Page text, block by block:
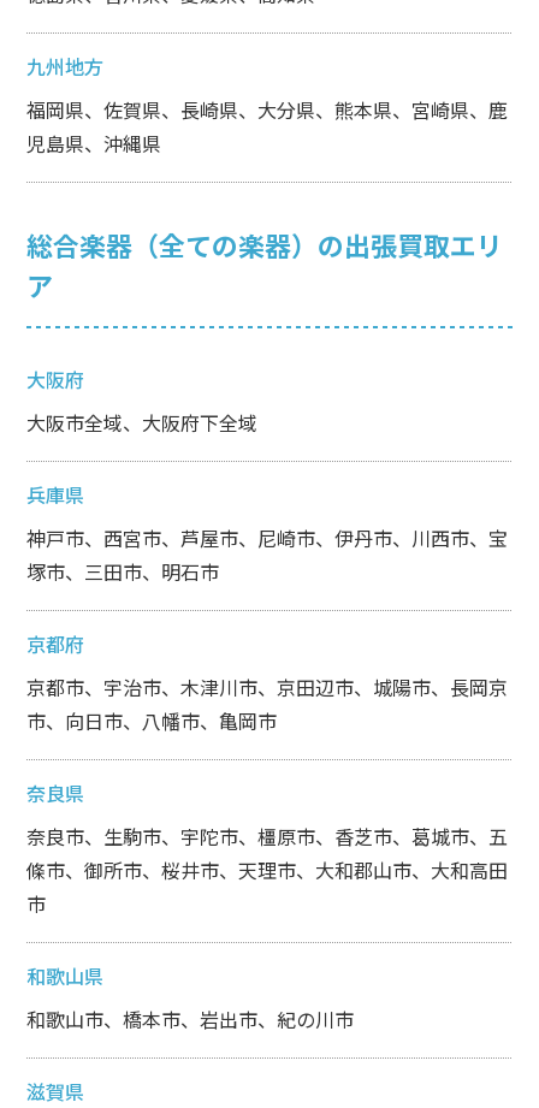
九州地方
福岡県、佐賀県、長崎県、大分県、熊本県、宮崎県、鹿
児島県、沖縄県
総合楽器（全ての楽器）の出張買取エリ
ア
大阪府
大阪市全域、大阪府下全域
兵庫県
神戸市、西宮市、芦屋市、尼崎市、伊丹市、川西市、宝
塚市、三田市、明石市
京都府
京都市、宇治市、木津川市、京田辺市、城陽市、長岡京
市、向日市、八幡市、亀岡市
奈良県
奈良市、生駒市、宇陀市、橿原市、香芝市、葛城市、五
條市、御所市、桜井市、天理市、大和郡山市、大和高田
市
和歌山県
和歌山市、橋本市、岩出市、紀の川市
滋賀県